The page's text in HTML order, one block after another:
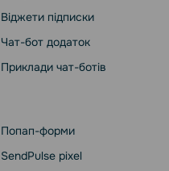
Віджети підписки
Чат-бот додаток
Приклади чат-ботів
Попап-форми
SendPulse pixel